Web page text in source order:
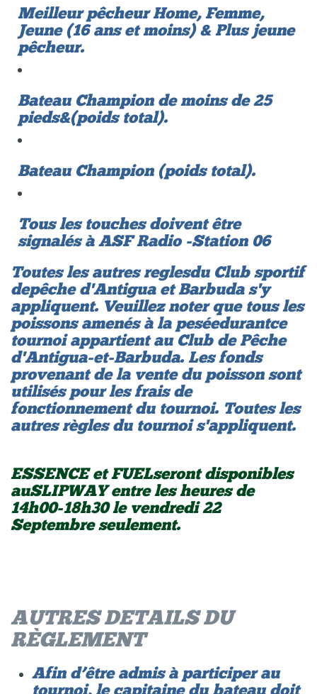
Meilleur pêcheur Home, Femme,
Jeune (16 ans et moins) & Plus jeune
pêcheur.
Bateau Champion de moins de 25
pieds &(poids total).
Bateau Champion (poids total).
​Tous les touches doivent être
signalés à ASF Radio - Station 06
Toutes les autres regles du Club sportif
de pêche d'Antigua et Barbuda s'y
appliquent. Veuillez noter que tous les
poissons amenés à la pesée durant ce
tournoi appartient au Club de Pêche
d'Antigua-et-Barbuda. Les fonds
provenant de la vente du poisson sont
utilisés pour les frais de
fonctionnement du tournoi. Toutes les
autres règles du tournoi s'appliquent.
ESSENCE et FUEL seront disponibles
au SLIPWAY entre les heures de
14h00-18h30 le vendredi 22
Septembre seulement.
AUTRES DETAILS DU
RÈGLEMENT
Afin d’être admis à participer au